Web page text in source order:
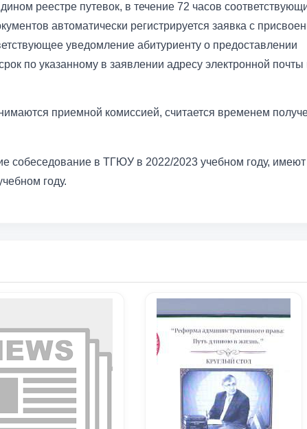
реестре путевок, в течение 72 часов
автоматически регистрируется заявка с
уведомление абитуриенту о предоставлении
по указанному в заявлении адресу электронной почты
приемной комиссией, считается временем
собеседование в ТГЮУ в 2022/2023 учебном году, имеют
году.